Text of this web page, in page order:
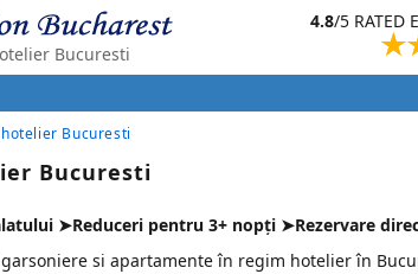
Bucuresti
4.8/5 RATED
Bucuresti
Bucuresti
➤Reduceri pentru 3+ nopți ➤Rezervare
si apartamente în regim hotelier în